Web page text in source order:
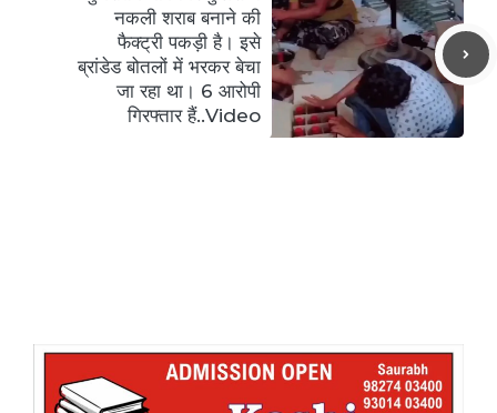
नकली शराब बनाने की
फैक्ट्री पकड़ी है। इसे
ब्रांडेड बोतलों में भरकर बेचा
जा रहा था। 6 आरोपी
गिरफ्तार हैं..Video